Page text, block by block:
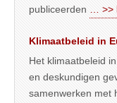
publiceerden … >>
Klimaatbeleid in
Het klimaatbeleid
en deskundigen
samenwerken met